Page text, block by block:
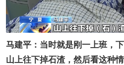
马建平：当时就是刚一上班，
山上往下掉石渣，然后看这种